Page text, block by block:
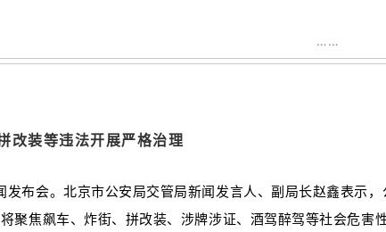
……
改装等违法开展严格治理
布会。北京市公安局交管局新闻发言人、副局长赵鑫表示
聚焦飙车、炸街、拼改装、涉牌涉证、酒驾醉驾等社会危